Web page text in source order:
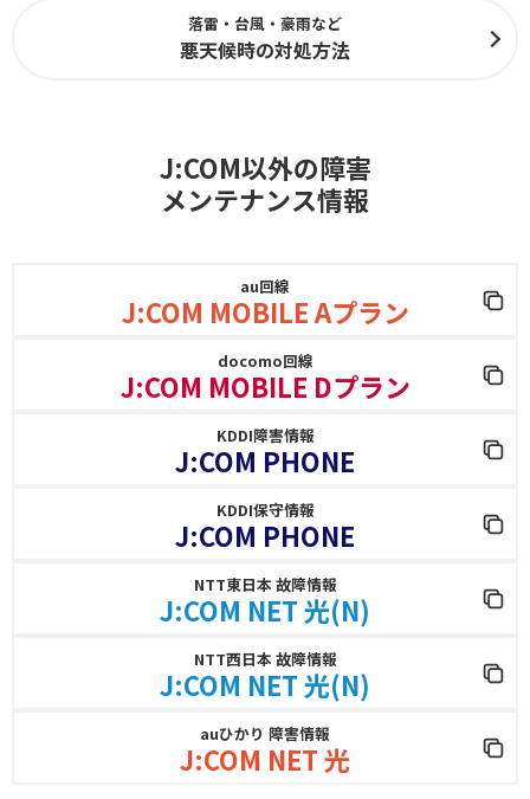
落雷・台風・豪雨など
悪天候時の対処方法
J:COM以外の障害
メンテナンス情報
au回線
J:COM MOBILE Aプラン
docomo回線
J:COM MOBILE Dプラン
KDDI障害情報
J:COM PHONE
KDDI保守情報
J:COM PHONE
NTT東日本 故障情報
J:COM NET 光(N)
NTT西日本 故障情報
J:COM NET 光(N)
auひかり 障害情報
J:COM NET 光